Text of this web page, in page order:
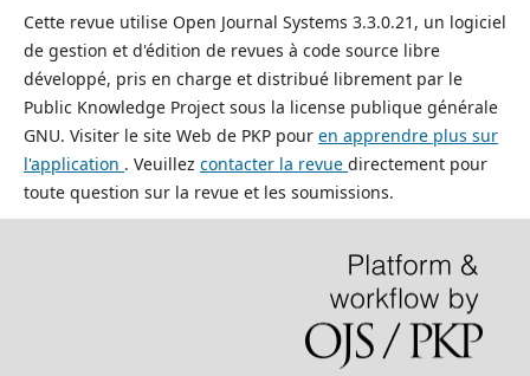
Cette revue utilise Open Journal Systems 3.3.0.21, un logiciel
de gestion et d'édition de revues à code source libre
développé, pris en charge et distribué librement par le
Public Knowledge Project sous la license publique générale
GNU. Visiter le site Web de PKP pour en apprendre plus sur
l'application . Veuillez contacter la revue directement pour
toute question sur la revue et les soumissions.